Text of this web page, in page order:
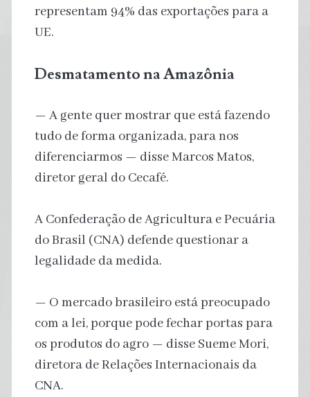
representam 94% das exportações para a
UE.
Desmatamento na Amazônia
— A gente quer mostrar que está fazendo
tudo de forma organizada, para nos
diferenciarmos — disse Marcos Matos,
diretor geral do Cecafé.
A Confederação de Agricultura e Pecuária
do Brasil (CNA) defende questionar a
legalidade da medida.
— O mercado brasileiro está preocupado
com a lei, porque pode fechar portas para
os produtos do agro — disse Sueme Mori,
diretora de Relações Internacionais da
CNA.